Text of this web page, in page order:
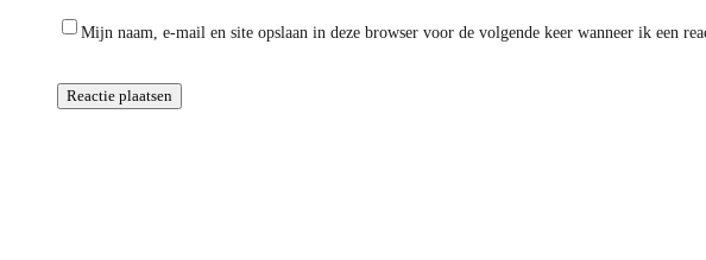
Mijn naam, e-mail en site opslaan in deze browser voor de volgende keer wanneer ik een